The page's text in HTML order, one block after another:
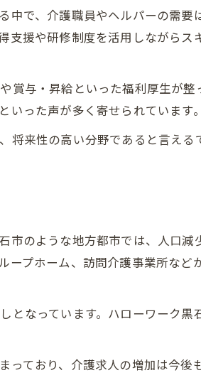
人の資格支援
く魅力
護 求人の特徴
実現できる理由
の魅力比較
で、介護職員やヘルパーの需要
支援や研修制度を活用しながら
賞与・昇給といった福利厚生が
った声が多く寄せられています。
来性の高い分野であると言える
のような地方都市では、人口減
プホーム、訪問介護事業所など
となっています。ハローワーク黒
ており、介護求人の増加は今後